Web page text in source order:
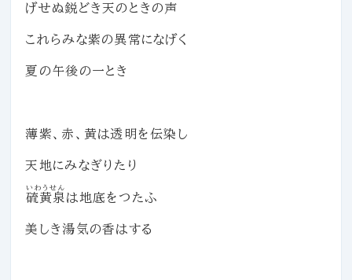
げせぬ鋭どき天のときの声
これらみな紫の異常になげく
夏の午後の一とき
薄紫、赤、黄は透明を伝染し
天地にみなぎりたり
硫黄泉
いわうせん
は地底をつたふ
美しき湯気の香はする